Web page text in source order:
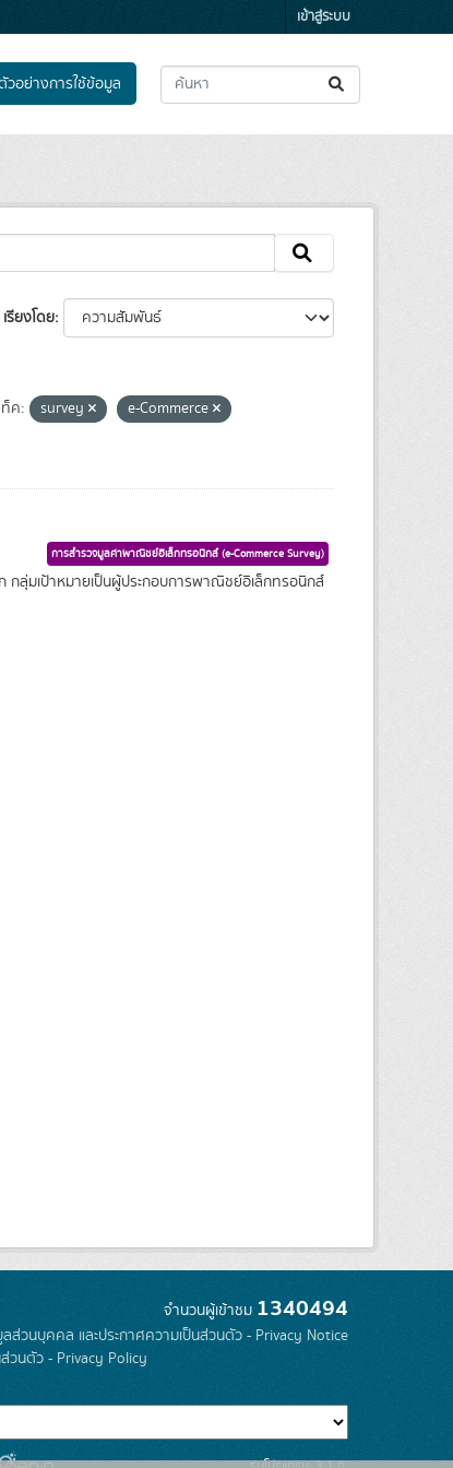
เข้าสู่ระบบ
วอย่างการใช้ข้อมูล
เรียงโดย
ท็ค: survey
e-Commerce
การสำรวจมูลค่าพาณิชย์อิเล็กทรอนิกส์ (e-Commerce Survey)
กลุ่มเป้าหมายเป็นผู้ประกอบการพาณิชย์อิเล็กทรอนิกส์
จำนวนผู้เข้าชม 1340494
ส่วนบุคคล และประกาศความเป็นส่วนตัว - Privacy Notice
วนตัว - Privacy Policy